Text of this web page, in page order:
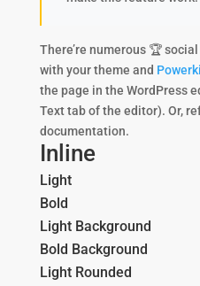
There’re numerous 🏆
with your theme and
the page in the WordPress
Text tab of the editor). Or,
documentation.
Inline
Light
Bold
Light Background
Bold Background
Light Rounded